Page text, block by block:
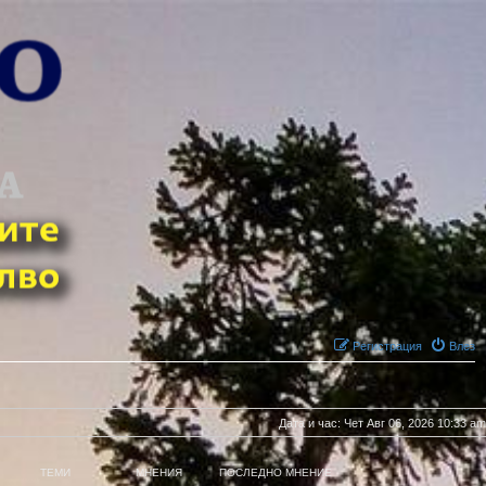
Влез
Регистрация
Дата и час: Чет Авг 06, 2026 10:33 am
ТЕМИ МНЕНИЯ ПОСЛЕДНО МНЕНИЕ